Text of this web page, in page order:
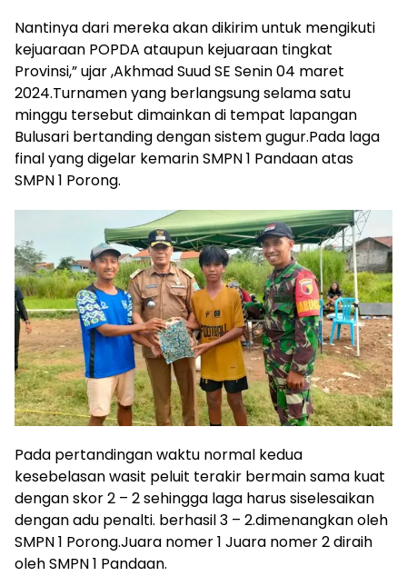
Nantinya dari mereka akan dikirim untuk mengikuti
kejuaraan POPDA ataupun kejuaraan tingkat
Provinsi,” ujar ,Akhmad Suud SE Senin 04 maret
2024.Turnamen yang berlangsung selama satu
minggu tersebut dimainkan di tempat lapangan
Bulusari bertanding dengan sistem gugur.Pada laga
final yang digelar kemarin SMPN 1 Pandaan atas
SMPN 1 Porong.
Pada pertandingan waktu normal kedua
kesebelasan wasit peluit terakir bermain sama kuat
dengan skor 2 – 2 sehingga laga harus siselesaikan
dengan adu penalti. berhasil 3 – 2.dimenangkan oleh
SMPN 1 Porong.Juara nomer 1 Juara nomer 2 diraih
oleh SMPN 1 Pandaan.